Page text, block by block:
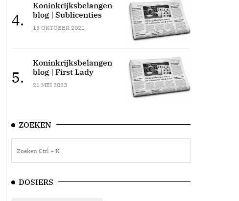
4.
Koninkrijksbelangen
blog | Sublicenties
13 OKTOBER 2021
5.
Koninkrijksbelangen
blog | First Lady
21 MEI 2023
ZOEKEN
DOSIERS